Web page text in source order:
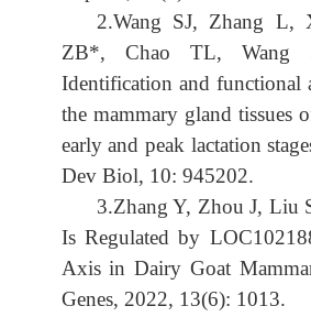
2.Wang SJ, Zhang
ZB*, Chao TL, Wang
Identification and functional
the mammary gland tissues
early and peak lactation
Dev Biol, 10: 945202.
3.Zhang Y, Zhou J, Liu
Is Regulated by
Axis in Dairy Goat
Genes, 2022, 13(6): 1013.